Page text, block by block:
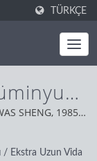
TÜRKÇE
SHENG, 1985
olarak, temel
olmaktır.
/ Ekstra Uzun Vida